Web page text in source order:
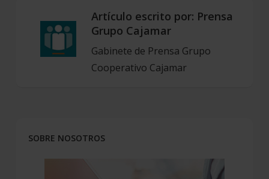
Artículo escrito por: Prensa
Grupo Cajamar
Gabinete de Prensa Grupo
Cooperativo Cajamar
SOBRE NOSOTROS